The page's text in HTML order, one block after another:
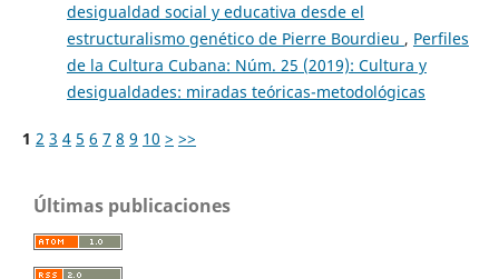
desigualdad social y educativa desde el
estructuralismo genético de Pierre Bourdieu , Perfiles
de la Cultura Cubana: Núm. 25 (2019): Cultura y
desigualdades: miradas teóricas-metodológicas
1 2 3 4 5 6 7 8 9 10 > >>
Últimas publicaciones